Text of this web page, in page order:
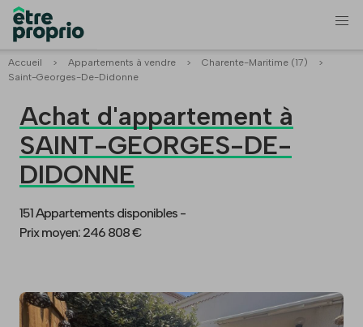
Accueil > Appartements à vendre > Charente-Maritime (17)
>
Saint-Georges-De-Didonne
Achat d'appartement à
SAINT-GEORGES-DE-
DIDONNE
151 Appartements disponibles -
Prix moyen: 246 808 €